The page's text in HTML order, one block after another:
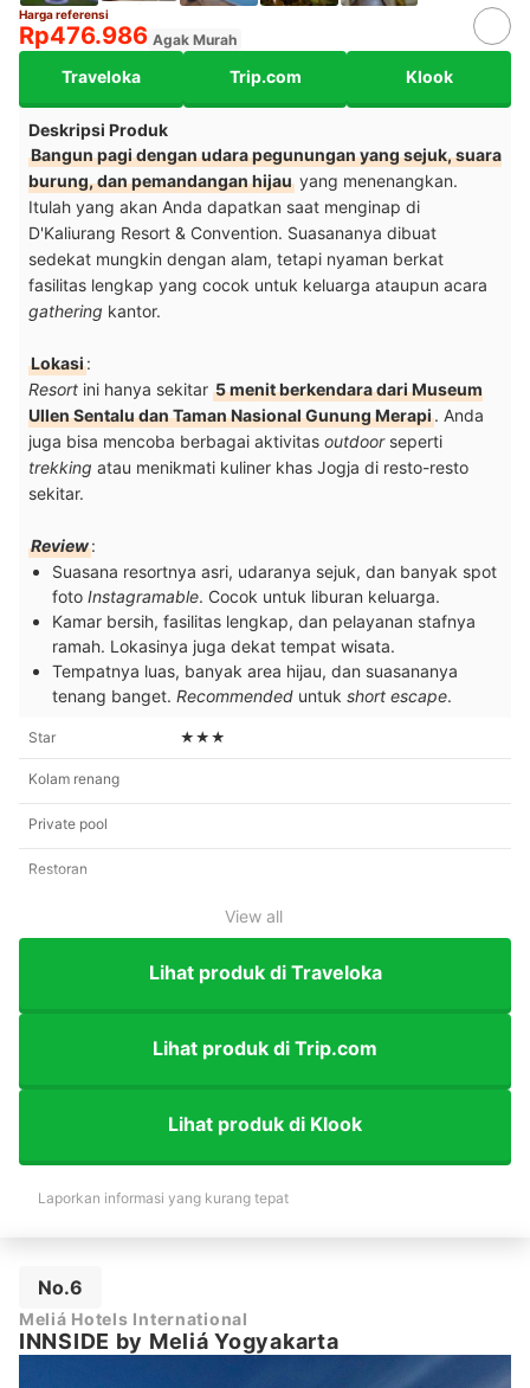
Harga referensi
Rp476.986 Agak Murah
Traveloka Trip.com Klook
Deskripsi Produk
Bangun pagi dengan udara pegunungan yang sejuk, suara
burung, dan pemandangan hijau yang menenangkan.
Itulah yang akan Anda dapatkan saat menginap di
D'Kaliurang Resort & Convention. Suasananya dibuat
sedekat mungkin dengan alam, tetapi nyaman berkat
fasilitas lengkap yang cocok untuk keluarga ataupun acara
gathering kantor.
Lokasi:
Resort ini hanya sekitar 5 menit berkendara dari Museum
Ullen Sentalu dan Taman Nasional Gunung Merapi. Anda
juga bisa mencoba berbagai aktivitas outdoorseperti
trekking atau menikmati kuliner khas Jogja di resto-resto
sekitar.
Review:
Suasana resortnya asri, udaranya sejuk, dan banyak spot
foto Instagramable. Cocok untuk liburan keluarga.
Kamar bersih, fasilitas lengkap, dan pelayanan stafnya
ramah. Lokasinya juga dekat tempat wisata.
Tempatnya luas, banyak area hijau, dan suasananya
tenang banget. Recommended untuk short escape.
Star ★★★
Kolam renang
Private pool
Restoran
View all
Lihat produk di Traveloka
Lihat produk di Trip.com
Lihat produk di Klook
Laporkan informasi yang kurang tepat
No.6
Meliá Hotels International
INNSIDE by Meliá Yogyakarta